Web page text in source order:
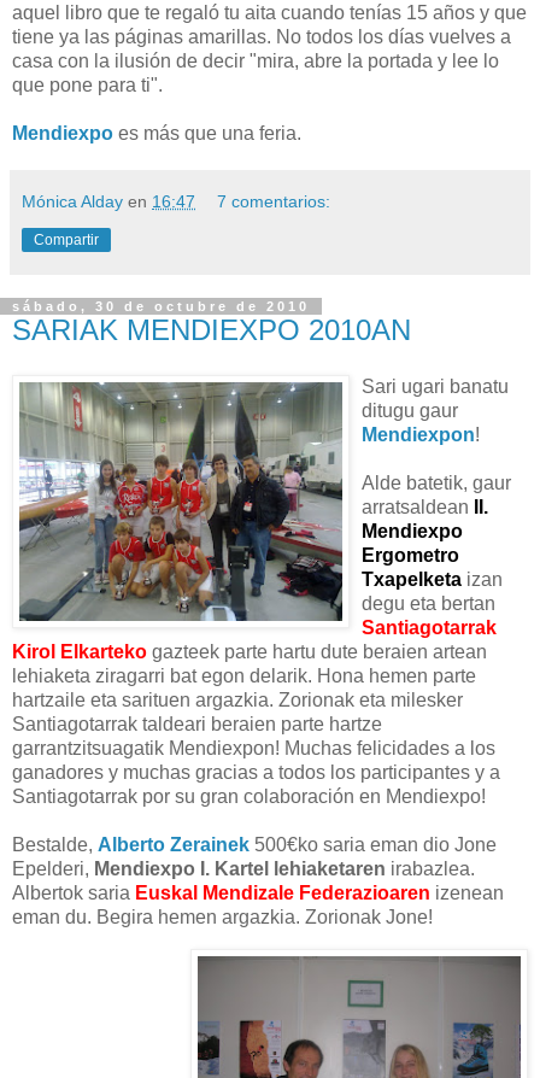
aquel libro que te regaló tu aita cuando tenías 15 años y que
tiene ya las páginas amarillas. No todos los días vuelves a
casa con la ilusión de decir "mira, abre la portada y lee lo
que pone para ti".
Mendiexpo es más que una feria.
Mónica Alday en 16:47 7 comentarios:
Compartir
sábado, 30 de octubre de 2010
SARIAK MENDIEXPO 2010AN
Sari ugari banatu
ditugu gaur
Mendiexpon!
Alde batetik, gaur
arratsaldean
II.
Mendiexpo
Ergometro
Txapelketa izan
degu eta bertan
Santiagotarrak
Kirol Elkarteko gazteek parte hartu dute beraien artean
lehiaketa ziragarri bat egon delarik. Hona hemen parte
hartzaile eta sarituen argazkia. Zorionak eta milesker
Santiagotarrak taldeari beraien parte hartze
garrantzitsuagatik Mendiexpon! Muchas felicidades a los
ganadores y muchas gracias a todos los participantes y a
Santiagotarrak por su gran colaboración en Mendiexpo!
Bestalde, Alberto Zerainek 500€ko saria eman dio Jone
Epelderi, Mendiexpo I. Kartel lehiaketaren irabazlea.
Albertok saria Euskal Mendizale Federazioaren izenean
eman du. Begira hemen argazkia. Zorionak Jone!